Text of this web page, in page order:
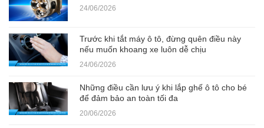
24/06/2026
Trước khi tắt máy ô tô, đừng quên điều này
nếu muốn khoang xe luôn dễ chịu
24/06/2026
Những điều cần lưu ý khi lắp ghế ô tô cho bé
để đảm bảo an toàn tối đa
20/06/2026